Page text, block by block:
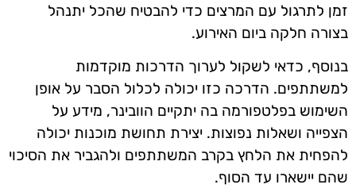
זמן לתרגול עם המרצים כדי להבטיח שהכל יתנהל
בצורה חלקה ביום האירוע.
בנוסף, כדאי לשקול לערוך הדרכות מוקדמות
למשתתפים. הדרכה כזו יכולה לכלול הסבר על אופן
השימוש בפלטפורמה בה יתקיים הוובינר, מידע על
הצפייה ושאלות נפוצות. יצירת תחושת מוכנות יכולה
להפחית את הלחץ בקרב המשתתפים ולהגביר את הסיכוי
שהם יישארו עד הסוף.